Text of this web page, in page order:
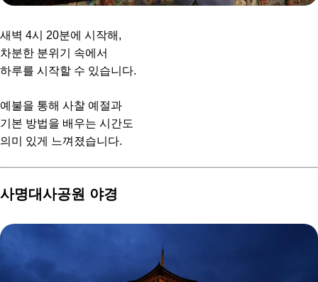
새벽 4시 20분에 시작해,
차분한 분위기 속에서
하루를 시작할 수 있습니다.
예불을 통해 사찰 예절과
기본 방법을 배우는 시간도
의미 있게 느껴졌습니다.
사명대사공원 야경